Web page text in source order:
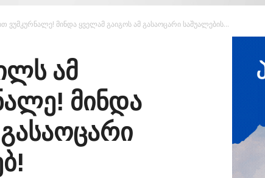
ვუმკურნალე! მინდა ყველამ გაიგოს ამ გასაოცარი საშუალების...
ამ
მინდა